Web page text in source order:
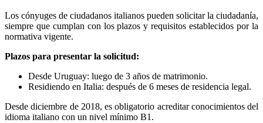
Los cónyuges de ciudadanos italianos pueden solicitar la ciudadanía,
siempre que cumplan con los plazos y requisitos establecidos por la
normativa vigente.
Plazos para presentar la solicitud:
Desde Uruguay: luego de 3 años de matrimonio.
Residiendo en Italia: después de 6 meses de residencia legal.
Desde diciembre de 2018, es obligatorio acreditar conocimientos del
idioma italiano con un nivel mínimo B1.